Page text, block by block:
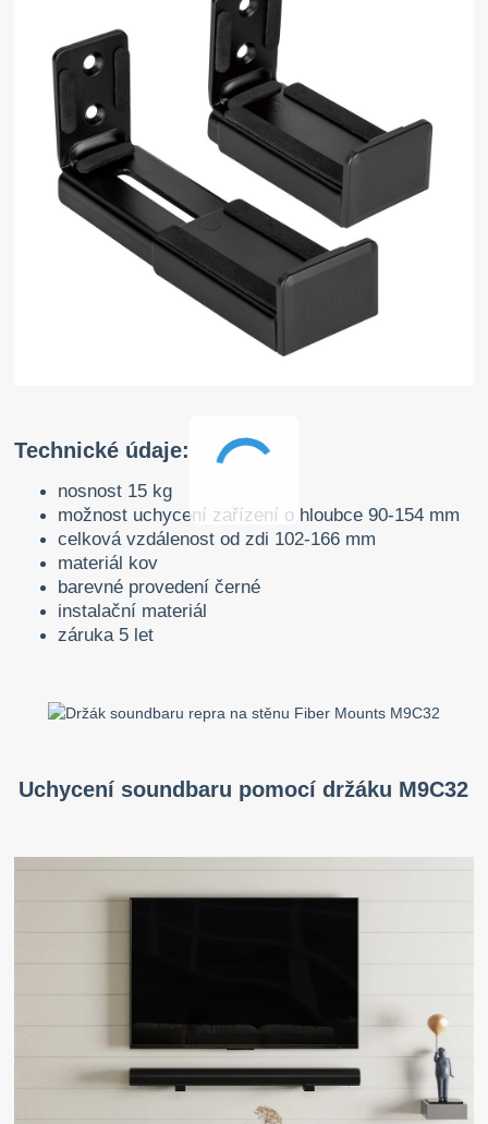
Technické údaje:
nosnost 15 kg
možnost uchycení zařízení o hloubce 90-154 mm
celková vzdálenost od zdi 102-166 mm
materiál kov
barevné provedení černé
instalační materiál
záruka 5 let
Uchycení soundbaru pomocí držáku M9C32